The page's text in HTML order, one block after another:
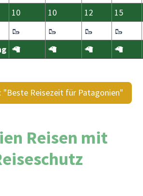
10 10 12
15
🥾 🥾 🥾
🥾
🦙 🦙 🦙 🦙
"Beste Reisezeit für Patagonien"
Reisen mit